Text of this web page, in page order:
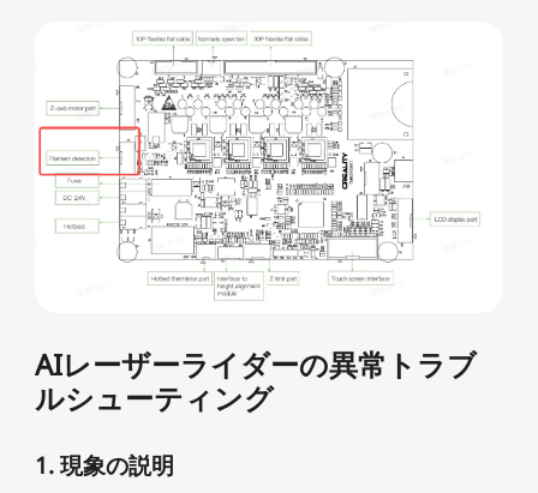
AIレーザーライダーの異常トラブ
ルシューティング
1. 現象の説明